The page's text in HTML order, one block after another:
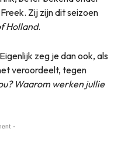
Zij zijn dit seizoen
Holland.
zeg je dan ook, als
veroordeelt, tegen
Waarom werken jullie
-